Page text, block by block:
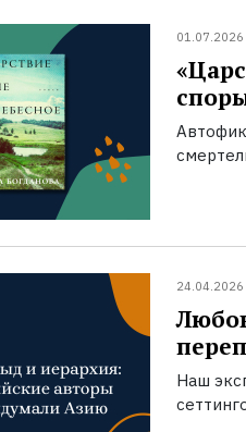
01.07.2026
24.04.2026
Наш